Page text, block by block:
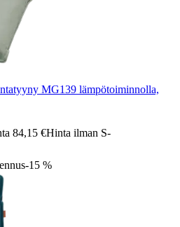
MG139 lämpötoiminnolla,
84,15 €Hinta ilman S-
-15 %